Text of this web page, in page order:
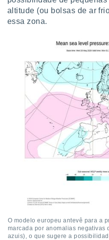
altitude (ou bolsas de ar
essa zona.
O modelo europeu antevê para a
marcada por anomalias negativas
azuis), o que sugere a